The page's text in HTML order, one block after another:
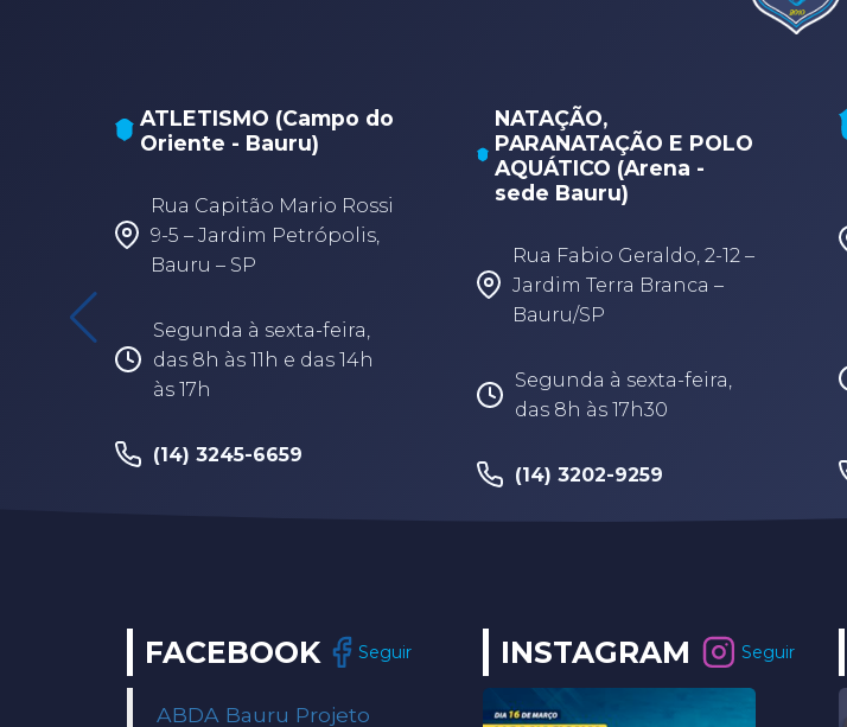
ATLETISMO (Campo do
Oriente - Bauru)
Rua Capitão Mario Rossi
9-5 – Jardim Petrópolis,
Bauru – SP
Segunda à sexta-feira,
das 8h às 11h e das 14h
às 17h
(14) 3245-6659
NATAÇÃO,
PARANATAÇÃO E POLO
AQUÁTICO (Arena -
sede Bauru)
Rua Fabio Geraldo, 2-12 –
Jardim Terra Branca –
Bauru/SP
Segunda à sexta-feira,
das 8h às 17h30
(14) 3202-9259
FACEBOOK Seguir
ABDA Bauru Projeto
INSTAGRAM Seguir